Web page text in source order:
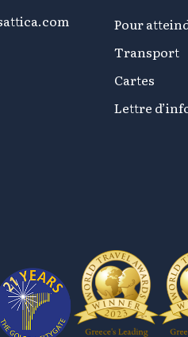
Pour
Transport
Cartes
Lettre